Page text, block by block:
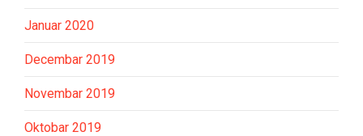
Januar 2020
Decembar 2019
Novembar 2019
Oktobar 2019